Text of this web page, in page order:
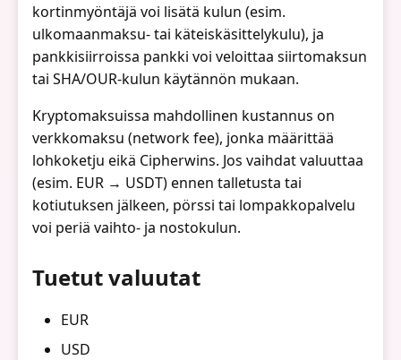
kortinmyöntäjä voi lisätä kulun (esim.
ulkomaanmaksu- tai käteiskäsittelykulu), ja
pankkisiirroissa pankki voi veloittaa siirtomaksun
tai SHA/OUR-kulun käytännön mukaan.
Kryptomaksuissa mahdollinen kustannus on
verkkomaksu (network fee), jonka määrittää
lohkoketju eikä Cipherwins. Jos vaihdat valuuttaa
(esim. EUR → USDT) ennen talletusta tai
kotiutuksen jälkeen, pörssi tai lompakkopalvelu
voi periä vaihto- ja nostokulun.
Tuetut valuutat
EUR
USD